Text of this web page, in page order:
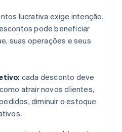
lucrativa exige intenção.
pode beneficiar
suas operações e seus
cada desconto deve
atrair novos clientes,
diminuir o estoque